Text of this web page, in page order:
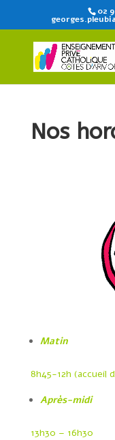
02
Nos
Matin
8h45-12h (accueil
Après-midi
13h30 – 16h30